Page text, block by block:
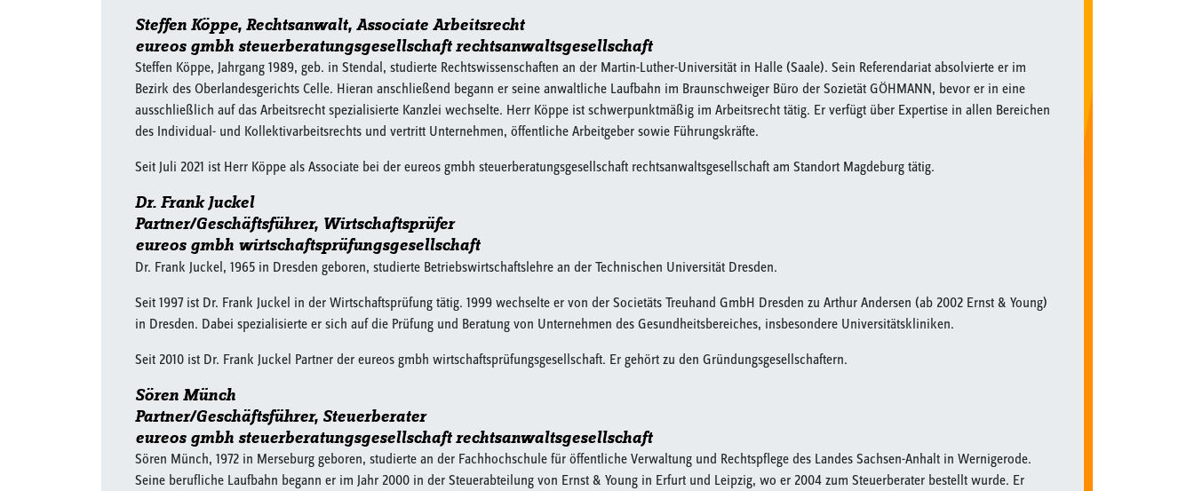
Steffen Köppe, Rechtsanwalt, Associate Arbeitsrecht
eureos gmbh steuerberatungsgesellschaft rechtsanwaltsgesellschaft
Steffen Köppe, Jahrgang 1989, geb. in Stendal, studierte Rechtswissenschaften an der Martin-Luther-Universität in Halle (Saale). Sein Referendariat absolvierte er im
Bezirk des Oberlandesgerichts Celle. Hieran anschließend begann er seine anwaltliche Laufbahn im Braunschweiger Büro der Sozietät GÖHMANN, bevor er in eine
ausschließlich auf das Arbeitsrecht spezialisierte Kanzlei wechselte. Herr Köppe ist schwerpunktmäßig im Arbeitsrecht tätig. Er verfügt über Expertise in allen Bereichen
des Individual- und Kollektivarbeitsrechts und vertritt Unternehmen, öffentliche Arbeitgeber sowie Führungskräfte.
Seit Juli 2021 ist Herr Köppe als Associate bei der eureos gmbh steuerberatungsgesellschaft rechtsanwaltsgesellschaft am Standort Magdeburg tätig.
Dr. Frank Juckel
Partner/Geschäftsführer, Wirtschaftsprüfer
eureos gmbh wirtschaftsprüfungsgesellschaft
Dr. Frank Juckel, 1965 in Dresden geboren, studierte Betriebswirtschaftslehre an der Technischen Universität Dresden.
Seit 1997 ist Dr. Frank Juckel in der Wirtschaftsprüfung tätig. 1999 wechselte er von der Societäts Treuhand GmbH Dresden zu Arthur Andersen (ab 2002 Ernst & Young)
in Dresden. Dabei spezialisierte er sich auf die Prüfung und Beratung von Unternehmen des Gesundheitsbereiches, insbesondere Universitätskliniken.
Seit 2010 ist Dr. Frank Juckel Partner der eureos gmbh wirtschaftsprüfungsgesellschaft. Er gehört zu den Gründungsgesellschaftern.
Sören Münch
Partner/Geschäftsführer, Steuerberater
eureos gmbh steuerberatungsgesellschaft rechtsanwaltsgesellschaft
Sören Münch, 1972 in Merseburg geboren, studierte an der Fachhochschule für öffentliche Verwaltung und Rechtspflege des Landes Sachsen-Anhalt in Wernigerode.
Seine berufliche Laufbahn begann er im Jahr 2000 in der Steuerabteilung von Ernst & Young in Erfurt und Leipzig, wo er 2004 zum Steuerberater bestellt wurde. Er